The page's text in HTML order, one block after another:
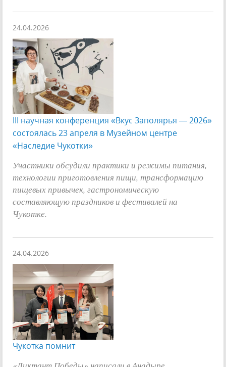
24.04.2026
III научная конференция «Вкус Заполярья — 2026»
состоялась 23 апреля в Музейном центре
«Наследие Чукотки»
Участники обсудили практики и режимы питания,
технологии приготовления пищи, трансформацию
пищевых привычек, гастрономическую
составляющую праздников и фестивалей на
Чукотке.
24.04.2026
Чукотка помнит